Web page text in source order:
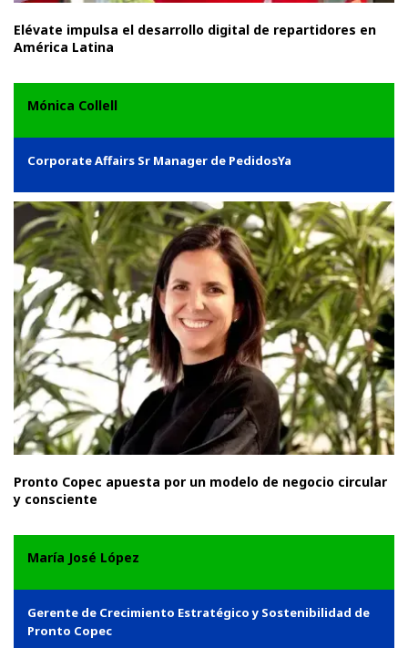
Elévate impulsa el desarrollo digital de repartidores en
América Latina
Mónica Collell
Corporate Affairs Sr Manager de PedidosYa
Pronto Copec apuesta por un modelo de negocio circular
y consciente
María José López
Gerente de Crecimiento Estratégico y Sostenibilidad de
Pronto Copec